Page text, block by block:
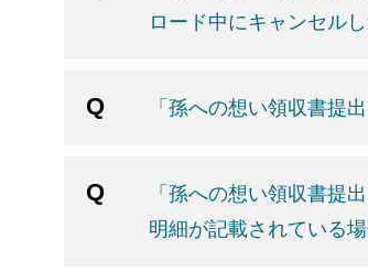
ロード中にキャンセル
「孫への想い領収書提
「孫への想い領収書提
明細が記載されている